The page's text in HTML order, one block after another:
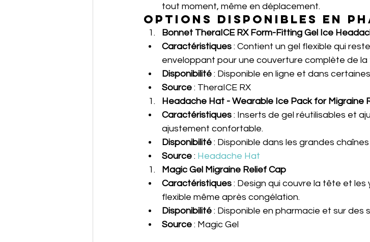
tout moment, même en déplacement.
Options Disponibles en
Bonnet TheraICE RX Form-Fitting Gel Ice
Caractéristiques : Contient un gel flexible qui
enveloppant pour une couverture complète de
Disponibilité : Disponible en ligne et dans
Source : TheraICE RX
Headache Hat - Wearable Ice Pack for Migraine
Caractéristiques : Inserts de gel réutilisables et
ajustement confortable.
Disponibilité : Disponible dans les grandes
Source : Headache Hat
Magic Gel Migraine Relief Cap
Caractéristiques : Design qui couvre la tête et
flexible même après congélation.
Disponibilité : Disponible en pharmacie et sur des
Source : Magic Gel